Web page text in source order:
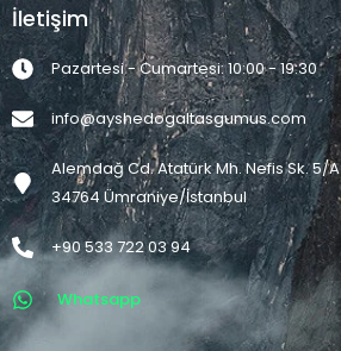
İletişim
Pazartesi - Cumartesi: 10:00 - 19:30
info@ayshedogaltasgumus.com
Alemdağ Cd. Atatürk Mh. Nefis Sk. 5/A
34764 Ümraniye/İstanbul
+90 533 722 03 94
Whatsapp